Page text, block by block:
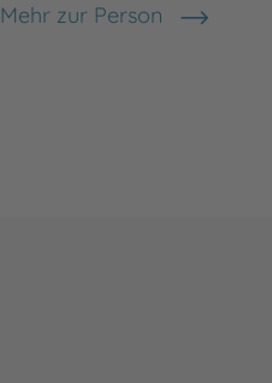
Mehr zur Person
Fritz Koch-Gotha